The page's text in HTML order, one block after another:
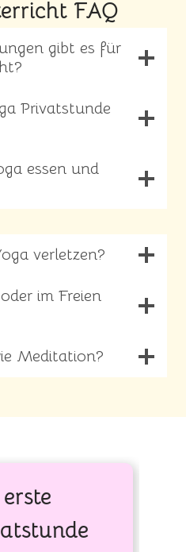
FAQ
gibt es für
Privatstunde
essen und
verletzen?
im Freien
Meditation?